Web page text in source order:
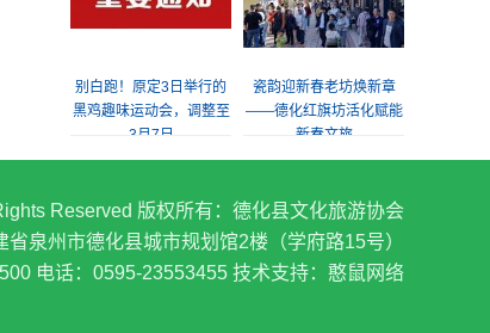
别白跑！原定3日举行的
黑鸡趣味运动会，调整至
3月7日
瓷韵迎新春老坊焕新章
——德化红旗坊活化赋能
新春文旅
Reserved 版权所有：德化县文化旅游协会
省泉州市德化县城市规划馆2楼（学府路15号）
电话：0595-23553455 技术支持：憨鼠网络